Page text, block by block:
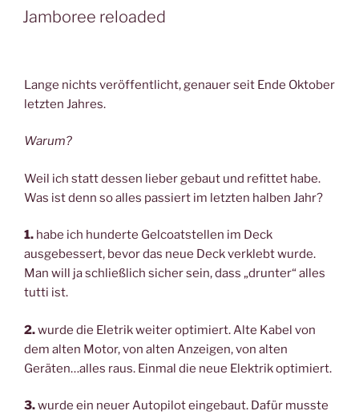
AM
Jamboree reloaded
Lange nichts veröffentlicht, genauer seit Ende Oktober
letzten Jahres.
Warum?
Weil ich statt dessen lieber gebaut und refittet habe.
Was ist denn so alles passiert im letzten halben Jahr?
1. habe ich hunderte Gelcoatstellen im Deck
ausgebessert, bevor das neue Deck verklebt wurde.
Man will ja schließlich sicher sein, dass „drunter“ alles
tutti ist.
2.wurde die Eletrik weiter optimiert. Alte Kabel von
dem alten Motor, von alten Anzeigen, von alten
Geräten…alles raus. Einmal die neue Elektrik optimiert.
3.wurde ein neuer Autopilot eingebaut. Dafür musste